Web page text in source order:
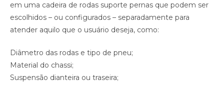
em uma cadeira de rodas suporte pernas que podem ser
escolhidos – ou configurados – separadamente para
atender aquilo que o usuário deseja, como:
Diâmetro das rodas e tipo de pneu;
Material do chassi;
Suspensão dianteira ou traseira;